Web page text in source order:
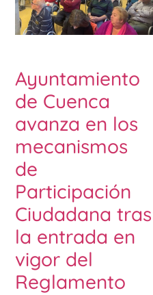
Ayuntamiento
de Cuenca
avanza en los
mecanismos
de
Participación
Ciudadana tras
la entrada en
vigor del
Reglamento